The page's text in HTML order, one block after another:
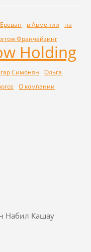
Ереван в Армении
на
Франчайзинг
Holding
Симонян
Ольга
О компании
Набил Кашау